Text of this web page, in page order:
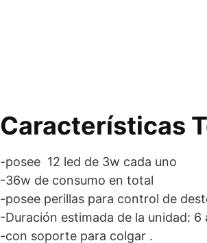
Características
-posee 12 led de 3w cada uno
-36w de consumo en total
-posee perillas para control de
-Duración estimada de la unidad: 6
-con soporte para colgar .